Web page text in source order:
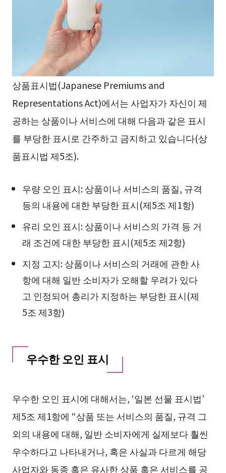
상품표시법(Japanese Premiums and
Representations Act)에서는 사업자가 자신이 제
공하는 상품이나 서비스에 대해 다음과 같은 표시
를 부당한 표시로 간주하고 금지하고 있습니다(상
품표시법 제5조).
우량 오인 표시: 상품이나 서비스의 품질, 규격
등의 내용에 대한 부당한 표시(제5조 제1항)
유리 오인 표시: 상품이나 서비스의 가격 등 거
래 조건에 대한 부당한 표시(제5조 제2항)
지정 고지: 상품이나 서비스의 거래에 관한 사
항에 대해 일반 소비자가 오해할 우려가 있다
고 인정되어 총리가 지정하는 부당한 표시(제
5조 제3항)
우수한 오인 표시
우수한 오인 표시에 대해서는, ‘일본 선물 표시법’
제5조 제1항에 “상품 또는 서비스의 품질, 규격 그
외의 내용에 대해, 일반 소비자에게 실제보다 훨씬
우수하다고 나타내거나, 혹은 사실과 다르게 해당
사업자와 동종 혹은 유사한 상품 혹은 서비스를 공